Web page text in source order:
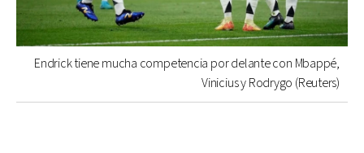
Endrick tiene mucha competencia por delante con Mbappé,
Vinicius y Rodrygo (Reuters)